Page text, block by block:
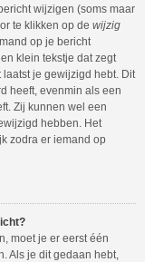
wijzigen (soms maar
te klikken op de wijzig
op je bericht
klein tekstje dat zegt
je gewijzigd hebt. Dit
heeft, evenmin als een
Zij kunnen wel een
hebben. Het
zodra er iemand op
moet je er eerst één
Als je dit gedaan hebt,